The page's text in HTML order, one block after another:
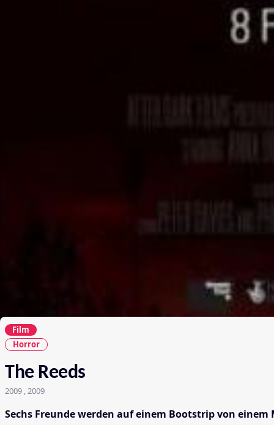
Film
Horror
The Reeds
2009 , 2009
Sechs Freunde werden auf einem Bootstrip von